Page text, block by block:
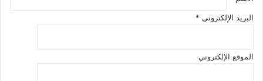
تاريخ التحديث: 3 أكتوبر 2025
البريد الإلكتروني *
الموقع الإلكتروني